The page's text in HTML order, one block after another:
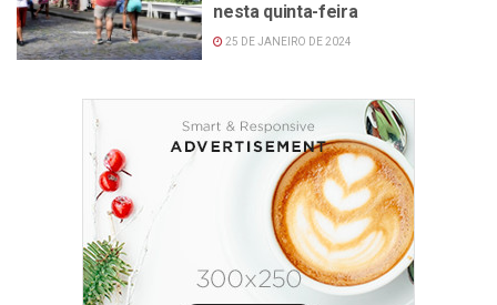
nesta quinta-feira
25 DE JANEIRO DE 2024